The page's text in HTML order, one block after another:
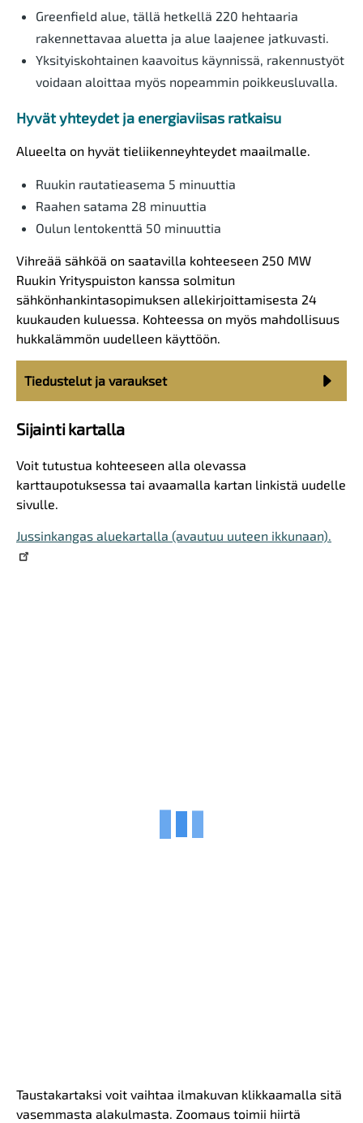
Greenfield alue, tällä hetkellä 220 hehtaaria
rakennettavaa aluetta ja alue laajenee jatkuvasti.
Yksityiskohtainen kaavoitus käynnissä, rakennustyöt
voidaan aloittaa myös nopeammin poikkeusluvalla.
Hyvät yhteydet ja energiaviisas ratkaisu
Alueelta on hyvät tieliikenneyhteydet maailmalle.
Ruukin rautatieasema 5 minuuttia
Raahen satama 28 minuuttia
Oulun lentokenttä 50 minuuttia
Vihreää sähköä on saatavilla kohteeseen 250 MW
Ruukin Yrityspuiston kanssa solmitun
sähkönhankintasopimuksen allekirjoittamisesta 24
kuukauden kuluessa. Kohteessa on myös mahdollisuus
hukkalämmön uudelleen käyttöön.
Tiedustelut ja varaukset
Sijainti kartalla
Voit tutustua kohteeseen alla olevassa
karttaupotuksessa tai avaamalla kartan linkistä uudelle
sivulle.
Jussinkangas aluekartalla (avautuu uuteen ikkunaan).
Taustakartaksi voit vaihtaa ilmakuvan klikkaamalla sitä
vasemmasta alakulmasta. Zoomaus toimii hiirtä